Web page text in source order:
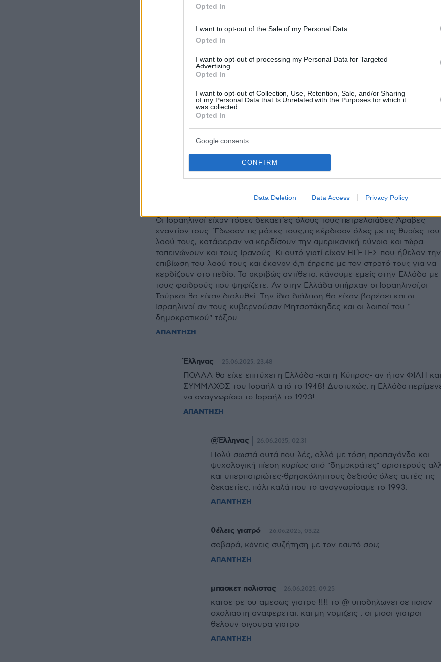
Opted In
I want to opt-out of the Sale of my Personal Data.
Opted In
I want to opt-out of processing my Personal Data for Targeted
Advertising.
Opted In
I want to opt-out of Collection, Use, Retention, Sale, and/or Sharing
of my Personal Data that Is Unrelated with the Purposes for which it
was collected.
Opted In
Google consents
CONFIRM
Data Deletion Data Access Privacy Policy
Ακολουθήστε τοprotothema.gr στο Google News
Δείτε όλες τις τελευταίες
που συμβαίνουν, στο
ΣΧΟΛΙΑ (5)
Οι Ισραηλινοί είχαν τόσες δεκαετίες όλους τους πετρελαιάδες Άραβες
εναντίον τους. Έδωσαν τις μάχες τους,τις κέρδισαν όλες με τις θυσίες του
λαού τους, κατάφεραν να κερδίσουν την αμερικανική εύνοια και τώρα
ταπεινώνουν και τους Ιρανούς. Κι αυτό γιατί είχαν ΗΓΈΤΕΣ που ήθελαν την
επιβίωση του λαού τους και έκαναν ό,τι έπρεπε με τον στρατό τους για να
κερδίζουν στο πεδίο. Τα ακριβώς αντίθετα, κάνουμε εμείς στην Ελλάδα με
τους φαιδρούς που ψηφίζετε. Αν στην Ελλάδα υπήρχαν οι Ισραηλινοί,οι
Τούρκοι θα είχαν διαλυθεί. Την ίδια διάλυση θα είχαν βαρέσει και οι
Ισραηλινοί αν τους κυβερνούσαν Μητσοτάκηδες και οι λοιποί του "
δημοκρατικού" τόξου.
ΑΠΑΝΤΗΣΗ
Έλληνας 25.06.2025, 23:48
ΠΟΛΛΑ θα είχε επιτύχει η Ελλάδα -και η Κύπρος- αν ήταν ΦΙΛΗ και
ΣΥΜΜΑΧΟΣ του Ισραήλ από το 1948! Δυστυχώς, η Ελλάδα
να αναγνωρίσει το Ισραήλ το 1993!
ΑΠΑΝΤΗΣΗ
@Έλληνας 26.06.2025, 02:31
Πολύ σωστά αυτά που λές, αλλά με τόση προπαγάνδα και
ψυχολογική πίεση κυρίως από "δημοκράτες" αριστερούς
και υπερπατριώτες-θρησκόληπτους δεξιούς όλες αυτές τις
δεκαετίες, πάλι καλά που το αναγνωρίσαμε το 1993.
ΑΠΑΝΤΗΣΗ
θέλεις γιατρό 26.06.2025, 03:22
σοβαρά, κάνεις συζήτηση με τον εαυτό σου;
ΑΠΑΝΤΗΣΗ
μπασκετ πολιστας 26.06.2025, 09:25
κατσε ρε συ αμεσως γιατρο !!!! το @ υποδηλωνει σε ποιον
σχολιαστη αναφερεται. και μη νομιζεις , οι μισοι γιατροι
θελουν σιγουρα γιατρο
ΑΠΑΝΤΗΣΗ